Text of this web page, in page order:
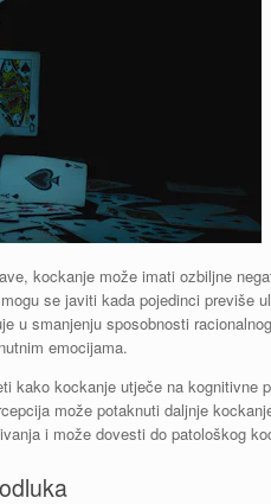
kockanje može imati ozbiljne
se javiti kada pojedinci previše
u smanjenju sposobnosti
emocijama.
kako kockanje utječe na kognitivne
može potaknuti daljnje
i može dovesti do patološkog